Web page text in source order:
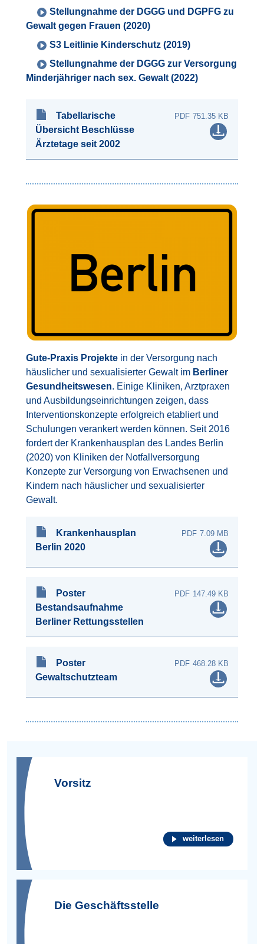
Stellungnahme der DGGG und DGPFG zu
Gewalt gegen Frauen (2020)
S3 Leitlinie Kinderschutz (2019)
Stellungnahme der DGGG zur Versorgung
Minderjähriger nach sex. Gewalt (2022)
Tabellarische
Übersicht Beschlüsse
Ärztetage seit 2002
751.35 KB
Bild
Gute-Praxis Projekte in der Versorgung nach
häuslicher und sexualisierter Gewalt im Berliner
Gesundheitswesen. Einige Kliniken, Arztpraxen
und Ausbildungseinrichtungen zeigen, dass
Interventionskonzepte erfolgreich etabliert und
Schulungen verankert werden können. Seit 2016
fordert der Krankenhausplan des Landes Berlin
(2020) von Kliniken der Notfallversorgung
Konzepte zur Versorgung von Erwachsenen und
Kindern nach häuslicher und sexualisierter
Gewalt.
Krankenhausplan
Berlin 2020
7.09 MB
Poster
Bestandsaufnahme
Berliner Rettungsstellen
147.49 KB
Poster
Gewaltschutzteam
468.28 KB
Vorsitz
weiterlesen
Die Geschäftsstelle